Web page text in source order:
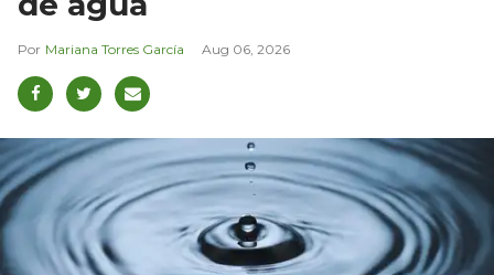
Mariana Torres García Aug 06, 2026